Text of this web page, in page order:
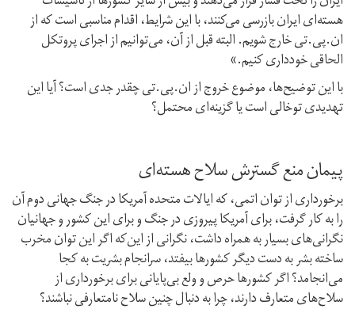
هسته‌ای ایران بازرسی می‌کنند، با این شرایط، اقدام مناسبی است که از
ان.پی.تی خارج شویم. البته قبل از آن، می‌توانیم از اجرای پروتکل
الحاقی خودداری کنیم.»
با این توضیح‌ها، موضوع خروج از ان.پی.تی چقدر جدی است؟ آیا این
تهدیدی توخالی است یا گزینه‌ای محتمل؟
پیمان منع گسترش سلاح هسته‌ای
برخورداری از توان اتمی، که ایالات متحده آمریکا در جنگ جهانی دوم آن
را به کار گرفت، برای آمریکا پیروزی در جنگ و برای این کشور و جهانیان
نگرانی‌های بسیار به همراه داشت، نگرانی از این‌که اگر این توان مخرب
ساخته بشر به دست دیگر کشورها بیفتد، سرانجام بشریت به کجا
می‌انجامد؟ اگر کشورها حرص و ولع بی‌پایانی برای برخورداری از
سلاح‌های متعارف دارند، چرا به دنبال چنین سلاح نامتعارفی نباشند؟